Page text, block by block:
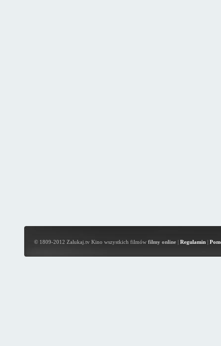
© 1809-2012 Zalukaj.tv Kino wszystkich filmów filmy online| Regulamin|